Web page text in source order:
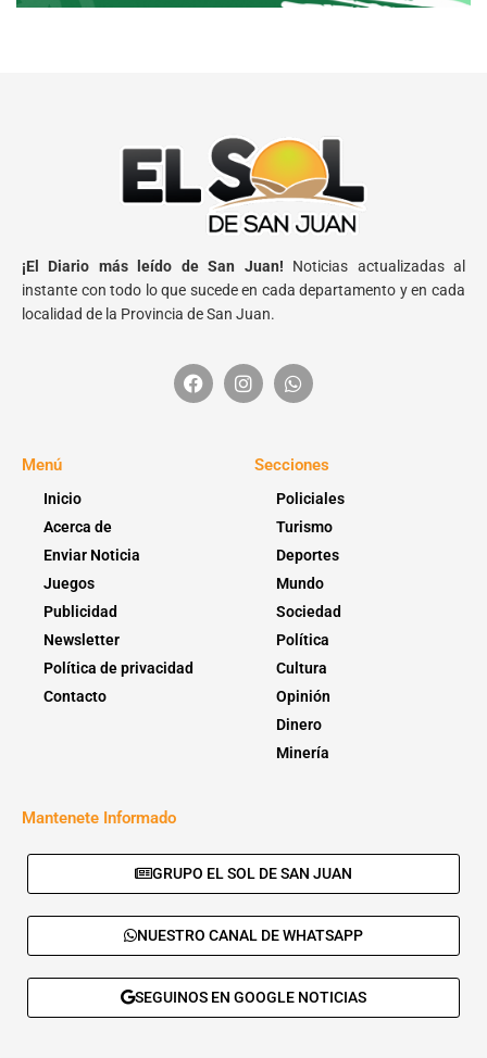
¡El Diario más leído de San Juan! Noticias actualizadas al
instante con todo lo que sucede en cada departamento y en cada
localidad de la Provincia de San Juan.
Menú
Inicio
Acerca de
Enviar Noticia
Juegos
Publicidad
Newsletter
Política de privacidad
Contacto
Secciones
Policiales
Turismo
Deportes
Mundo
Sociedad
Política
Cultura
Opinión
Dinero
Minería
Mantenete Informado
GRUPO EL SOL DE SAN JUAN
NUESTRO CANAL DE WHATSAPP
SEGUINOS EN GOOGLE NOTICIAS